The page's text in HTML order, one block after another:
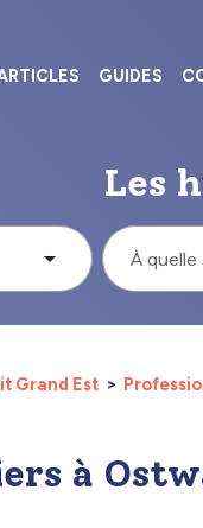
GUIDES
Les
À quelle
Grand Est
à